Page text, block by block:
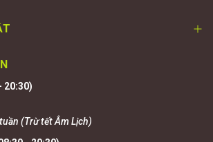
20:30)
(Trừ tết Âm Lịch)